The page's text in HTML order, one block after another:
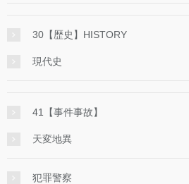
30【歴史】HISTORY
現代史
41【事件事故】
天変地異
犯罪警察